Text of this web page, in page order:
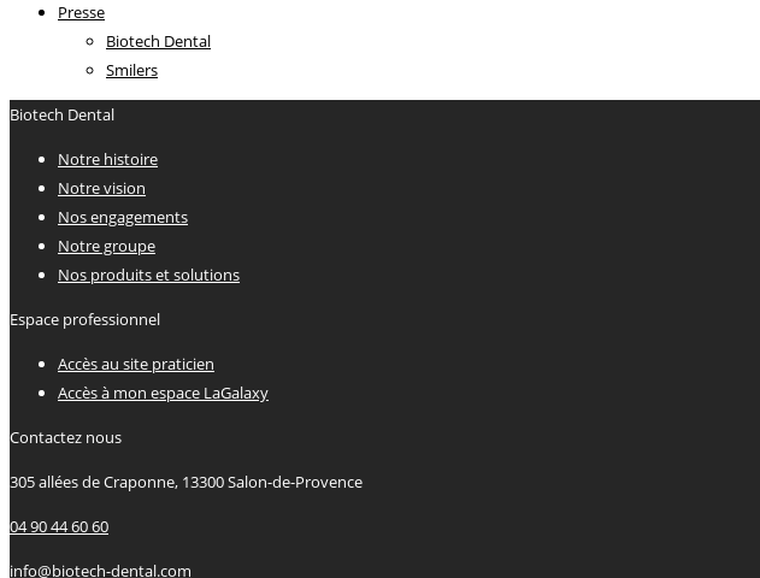
Presse
Biotech Dental
Smilers
Biotech Dental
Notre histoire
Notre vision
Nos engagements
Notre groupe
Nos produits et solutions
Espace professionnel
Accès au site praticien
Accès à mon espace LaGalaxy
Contactez nous
305 allées de Craponne, 13300 Salon-de-Provence
04 90 44 60 60
info@biotech-dental.com